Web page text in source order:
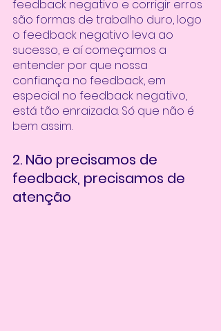
feedback negativo e corrigir erros
são formas de trabalho duro, logo
o feedback negativo leva ao
sucesso, e aí começamos a
entender por que nossa
confiança no feedback, em
especial no feedback negativo,
está tão enraizada. Só que não é
bem assim.
2. Não precisamos de
feedback, precisamos de
atenção